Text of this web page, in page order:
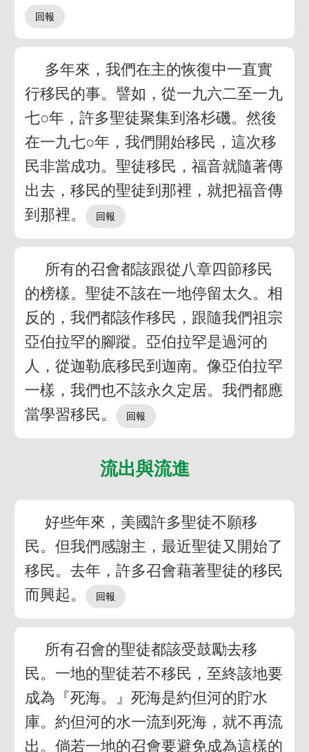
多年來，我們在主的恢復中一直實
行移民的事。譬如，從一九六二至一九
七○年，許多聖徒聚集到洛杉磯。然後
在一九七○年，我們開始移民，這次移
民非當成功。聖徒移民，福音就隨著傳
出去，移民的聖徒到那裡，就把福音傳
到那裡。
所有的召會都該跟從八章四節移民
的榜樣。聖徒不該在一地停留太久。相
反的，我們都該作移民，跟隨我們祖宗
亞伯拉罕的腳蹤。亞伯拉罕是過河的
人，從迦勒底移民到迦南。像亞伯拉罕
一樣，我們也不該永久定居。我們都應
當學習移民。
流出與流進
好些年來，美國許多聖徒不願移
民。但我們感謝主，最近聖徒又開始了
移民。去年，許多召會藉著聖徒的移民
而興起。
所有召會的聖徒都該受鼓勵去移
民。一地的聖徒若不移民，至終該地要
成為『死海。』死海是約但河的貯水
庫。約但河的水一流到死海，就不再流
出。倘若一地的召會要避免成為這樣的